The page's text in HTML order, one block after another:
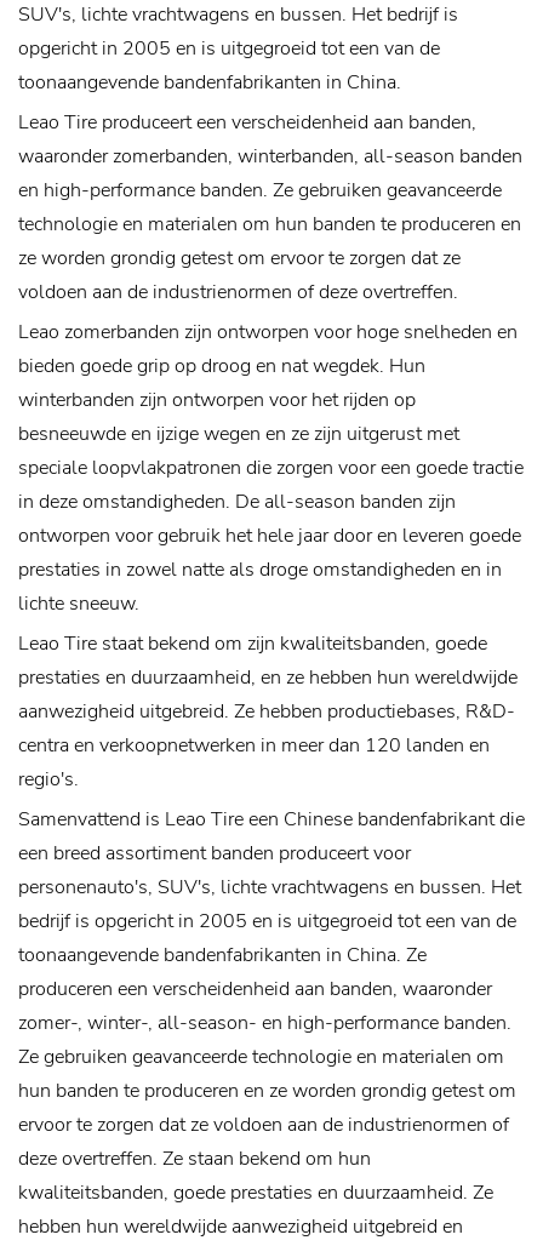
SUV's, lichte vrachtwagens en bussen. Het bedrijf is
opgericht in 2005 en is uitgegroeid tot een van de
toonaangevende bandenfabrikanten in China.
Leao Tire produceert een verscheidenheid aan banden,
waaronder zomerbanden, winterbanden, all-season banden
en high-performance banden. Ze gebruiken geavanceerde
technologie en materialen om hun banden te produceren en
ze worden grondig getest om ervoor te zorgen dat ze
voldoen aan de industrienormen of deze overtreffen.
Leao zomerbanden zijn ontworpen voor hoge snelheden en
bieden goede grip op droog en nat wegdek. Hun
winterbanden zijn ontworpen voor het rijden op
besneeuwde en ijzige wegen en ze zijn uitgerust met
speciale loopvlakpatronen die zorgen voor een goede tractie
in deze omstandigheden. De all-season banden zijn
ontworpen voor gebruik het hele jaar door en leveren goede
prestaties in zowel natte als droge omstandigheden en in
lichte sneeuw.
Leao Tire staat bekend om zijn kwaliteitsbanden, goede
prestaties en duurzaamheid, en ze hebben hun wereldwijde
aanwezigheid uitgebreid. Ze hebben productiebases, R&D-
centra en verkoopnetwerken in meer dan 120 landen en
regio's.
Samenvattend is Leao Tire een Chinese bandenfabrikant die
een breed assortiment banden produceert voor
personenauto's, SUV's, lichte vrachtwagens en bussen. Het
bedrijf is opgericht in 2005 en is uitgegroeid tot een van de
toonaangevende bandenfabrikanten in China. Ze
produceren een verscheidenheid aan banden, waaronder
zomer-, winter-, all-season- en high-performance banden.
Ze gebruiken geavanceerde technologie en materialen om
hun banden te produceren en ze worden grondig getest om
ervoor te zorgen dat ze voldoen aan de industrienormen of
deze overtreffen. Ze staan ​​bekend om hun
kwaliteitsbanden, goede prestaties en duurzaamheid. Ze
hebben hun wereldwijde aanwezigheid uitgebreid en